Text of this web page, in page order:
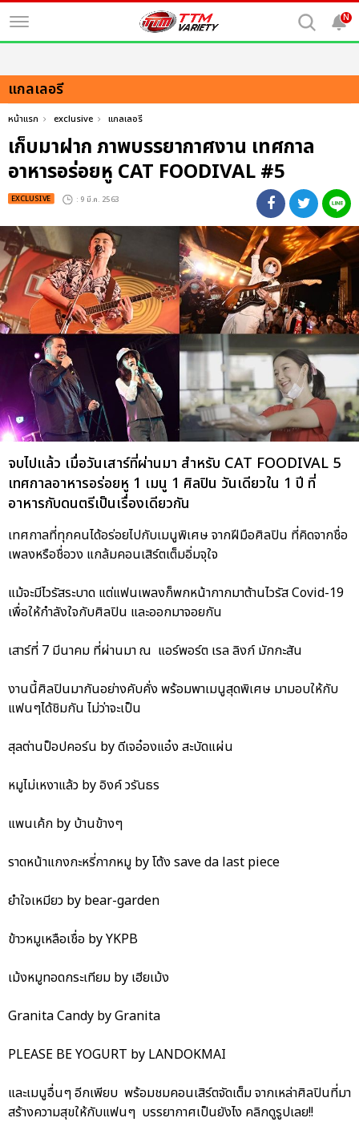
N
แกลเลอรี
หน้าแรก exclusive แกลเลอรี
เก็บมาฝาก ภาพบรรยากาศงาน เทศกาล
อาหารอร่อยหู CAT FOODIVAL #5
EXCLUSIVE : 9 มี.ค. 2563
จบไปแล้ว เมื่อวันเสาร์ที่ผ่านมา สำหรับ CAT FOODIVAL 5
เทศกาลอาหารอร่อยหู 1 เมนู 1 ศิลปิน วันเดียวใน 1 ปี ที่
อาหารกับดนตรีเป็นเรื่องเดียวกัน
เทศกาลที่ทุกคนได้อร่อยไปกับเมนูพิเศษ จากฝีมือศิลปิน ที่คิดจากชื่อ
เพลงหรือชื่อวง แกล้มคอนเสิร์ตเต็มอิ่มจุใจ
แม้จะมีไวรัสระบาด แต่แฟนเพลงก็พกหน้ากากมาต้านไวรัส Covid-19
เพื่อให้กำลังใจกับศิลปิน และออกมาจอยกัน
เสาร์ที่ 7 มีนาคม ที่ผ่านมา ณ แอร์พอร์ต เรล ลิงก์ มักกะสัน
งานนี้ศิลปินมากันอย่างคับคั่ง พร้อมพาเมนูสุดพิเศษ มามอบให้กับ
แฟนๆได้ชิมกัน ไม่ว่าจะเป็น
สุลต่านป็อปคอร์น by ดีเจอ๋องแอ๋ง สะบัดแผ่น
หมูไม่เหงาแล้ว by อิงค์ วรันธร
แพนเค้ก by บ้านข้างๆ
ราดหน้าแกงกะหรี่กากหมู by โต้ง save da last piece
ยำใจเหมียว by bear-garden
ข้าวหมูเหลือเชื่อ by YKPB
เม้งหมูทอดกระเทียม by เฮียเม้ง
Granita Candy by Granita
PLEASE BE YOGURT by LANDOKMAI
และเมนูอื่นๆ อีกเพียบ พร้อมชมคอนเสิร์ตจัดเต็ม จากเหล่าศิลปินที่มา
สร้างความสุขให้กับแฟนๆ บรรยากาศเป็นยังไง คลิกดูรูปเลย!!